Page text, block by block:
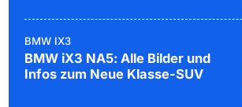
BMW IX3
BMW iX3 NA5: Alle Bilder und
Infos zum Neue Klasse-SUV